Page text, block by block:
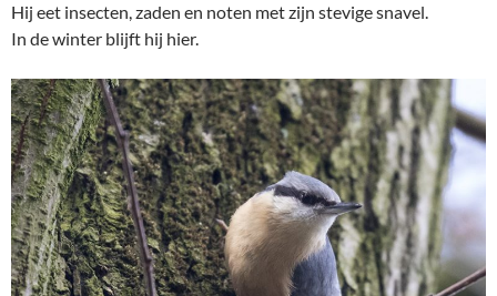
Hij eet insecten, zaden en noten met zijn stevige snavel.
In de winter blijft hij hier.